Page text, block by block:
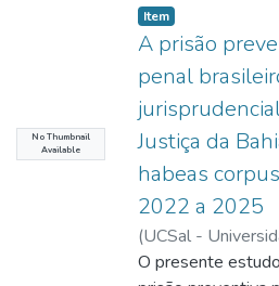
tornado cada vez
meios digitais
que demanda do
mecanismos
investigação.
digital é
gerar
persecução penal,
analisa a
do acesso,
utilização desses
No Thumbnail
Available
Item type:
Item,
A prisão
penal
Justiça da
habeas
2022 a 2025
(UCSal -
2026-06-14)
O presente